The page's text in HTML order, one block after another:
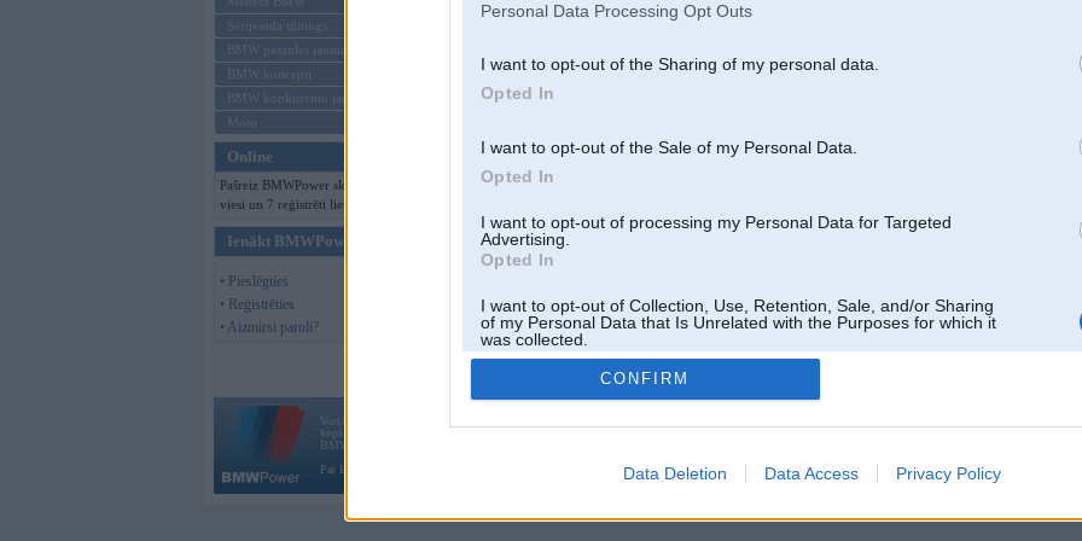
Personal Data Processing Opt Outs
I want to opt-out of the Sharing of my personal data.
Opted In
I want to opt-out of the Sale of my Personal Data.
Opted In
I want to opt-out of processing my Personal Data for Targeted
Advertising.
Opted In
I want to opt-out of Collection, Use, Retention, Sale, and/or Sharing
of my Personal Data that Is Unrelated with the Purposes for which it
was collected.
Opted Out
CONFIRM
Data Deletion Data Access Privacy Policy
Sērijveida tūnings
BMW pasaules jaunumi
BMW koncepti
BMW konkurentu jaunumi
Moto
Online
Pašreiz BMWPower skatās 144
viesi un 7 reģistrēti lietotāji.
Ienākt BMWPower
• Pieslēgties
• Reģistrēties
• Aizmirsi paroli?
Vortāls BMWPower.lv darbojas
kopš 2002. gada 14. maija. Tas nav auto klubs un nav saistīts ar
BMW AG.
Par BMWPower